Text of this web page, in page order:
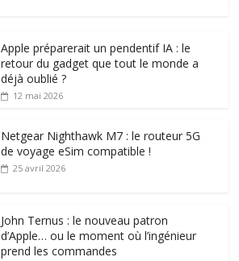
Apple préparerait un pendentif IA : le
retour du gadget que tout le monde a
déjà oublié ?
12 mai 2026
Netgear Nighthawk M7 : le routeur 5G
de voyage eSim compatible !
25 avril 2026
John Ternus : le nouveau patron
d’Apple… ou le moment où l’ingénieur
prend les commandes